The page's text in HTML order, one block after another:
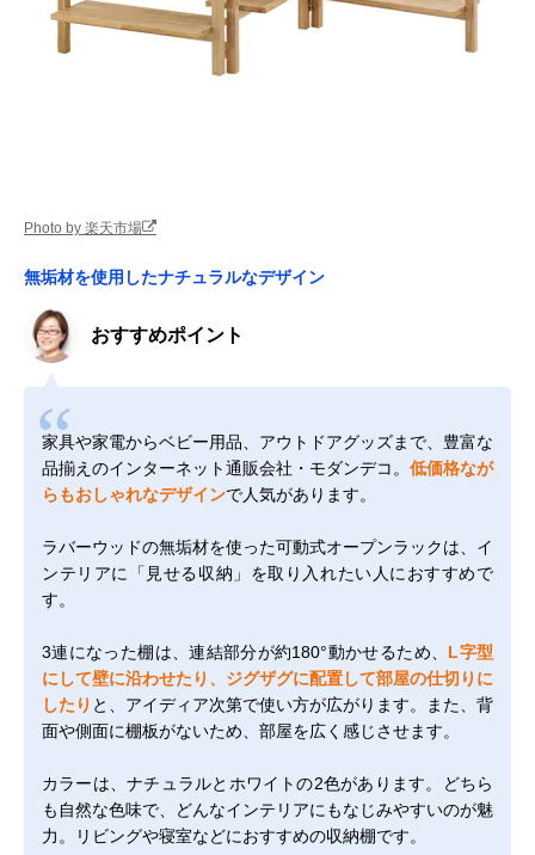
Photo by 楽天市場
無垢材を使用したナチュラルなデザイン
おすすめポイント
家具や家電からベビー用品、アウトドアグッズまで、豊富な
品揃えのインターネット通販会社・モダンデコ。 低価格なが
らもおしゃれなデザインで人気があります。
ラバーウッドの無垢材を使った可動式オープンラックは、イ
ンテリアに「見せる収納」を取り入れたい人におすすめで
す。
3連になった棚は、連結部分が約180°動かせるため、 L字型
にして壁に沿わせたり、ジグザグに配置して部屋の仕切りに
したり と、アイディア次第で使い方が広がります。また、背
面や側面に棚板がないため、部屋を広く感じさせます。
カラーは、ナチュラルとホワイトの2色があります。どちら
も自然な色味で、どんなインテリアにもなじみやすいのが魅
力。リビングや寝室などにおすすめの収納棚です。